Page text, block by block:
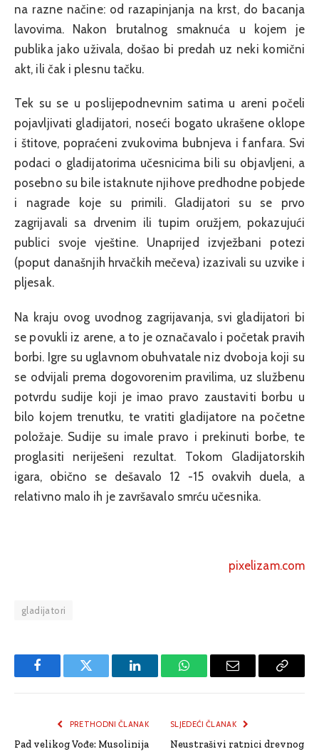
na razne načine: od razapinjanja na krst, do bacanja
lavovima. Nakon brutalnog smaknuća u kojem je
publika jako uživala, došao bi predah uz neki komični
akt, ili čak i plesnu tačku.
Tek su se u poslijepodnevnim satima u areni počeli
pojavljivati gladijatori, noseći bogato ukrašene oklope
i štitove, popraćeni zvukovima bubnjeva i fanfara. Svi
podaci o gladijatorima učesnicima bili su objavljeni, a
posebno su bile istaknute njihove predhodne pobjede
i nagrade koje su primili. Gladijatori su se prvo
zagrijavali sa drvenim ili tupim oružjem, pokazujući
publici svoje vještine. Unaprijed izvježbani potezi
(poput današnjih hrvačkih mečeva) izazivali su uzvike i
pljesak.
Na kraju ovog uvodnog zagrijavanja, svi gladijatori bi
se povukli iz arene, a to je označavalo i početak pravih
borbi. Igre su uglavnom obuhvatale niz dvoboja koji su
se odvijali prema dogovorenim pravilima, uz službenu
potvrdu sudije koji je imao pravo zaustaviti borbu u
bilo kojem trenutku, te vratiti gladijatore na početne
položaje. Sudije su imale pravo i prekinuti borbe, te
proglasiti neriješeni rezultat. Tokom Gladijatorskih
igara, obično se dešavalo 12 -15 ovakvih duela, a
relativno malo ih je završavalo smrću učesnika.
pixelizam.com
gladijatori
FacebookTwitter LinkedInWhatsAppEmail
Copy
PRETHODNI ČLANAK
Pad velikog Vođe: Musolinija
SLJEDEĆI ČLANAK
Neustrašivi ratnici drevnog